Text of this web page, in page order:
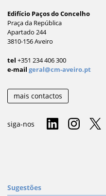
Edifício Paços do Concelho
Praça da República
Apartado 244
3810-156 Aveiro
tel +351 234 406 300
e-mail geral@cm-aveiro.pt
mais contactos
siga-nos
Sugestões